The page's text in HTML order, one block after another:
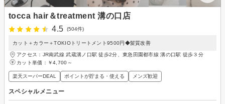
tocca hair＆treatment 溝の口店
4.5
(504件)
カット＋カラー＋TOKIOトリートメント9500円◆髪質改善
アクセス：JR南武線 武蔵溝ノ口駅 徒歩2分、東急田園都市線 溝の口駅 徒歩３分
カット単価： ￥4,700～
楽天スーパーDEAL ポイントが貯まる・使える メンズ歓迎
スペシャルメニュー